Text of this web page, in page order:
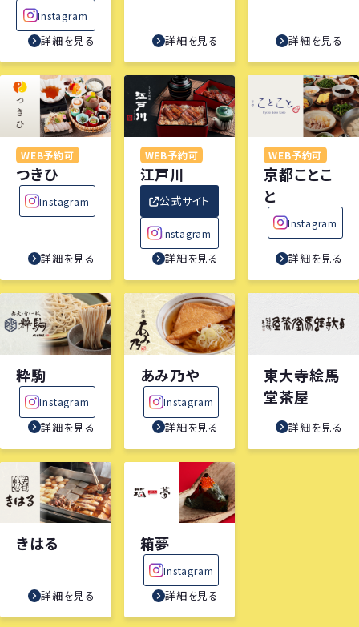
Instagram
詳細を見る 詳細を見る 詳細を見る
WEB予約可
つきひ
Instagram
詳細を見る
WEB予約可
江戸川
公式サイト
Instagram
詳細を見る
WEB予約可
京都ことこ
と
Instagram
詳細を見る
粋駒
Instagram
詳細を見る
あみ乃や
Instagram
詳細を見る
東大寺絵馬
堂茶屋
詳細を見る
きはる
詳細を見る
箱夢
Instagram
詳細を見る